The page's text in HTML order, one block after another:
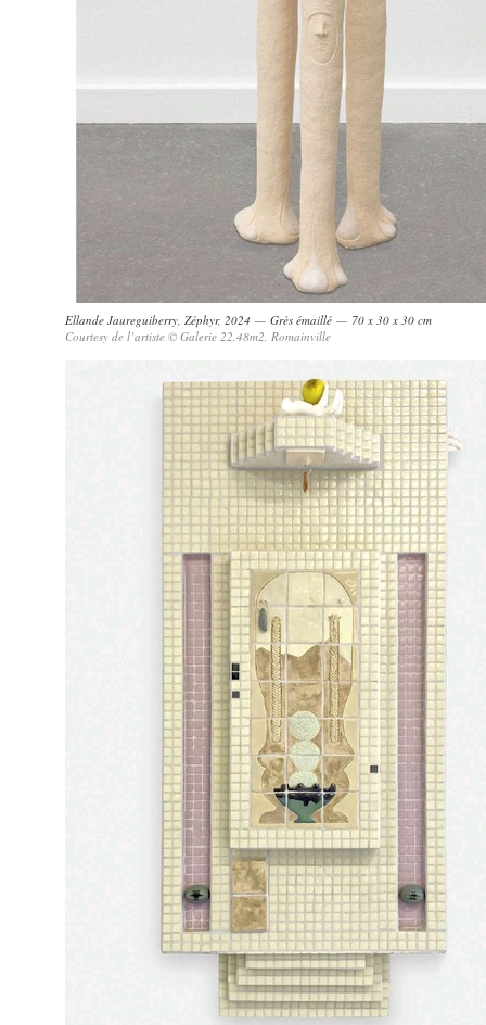
Ellande Jaureguiberry, Zéphyr, 2024 — Grès émaillé — 70 x 30 x 30 cm
Courtesy de l’artiste © Galerie 22,48m2, Romainville